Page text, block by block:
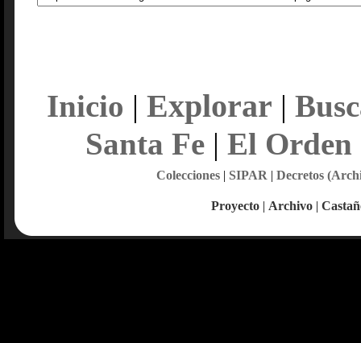
Inicio | Explorar |
Santa Fe| El Orden
Colecciones| SIPAR | Decretos
Proyecto | Archivo |